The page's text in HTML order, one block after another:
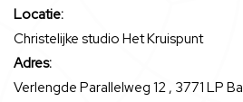
Locatie:
Christelijke studio Het Kruispunt
Adres:
Verlengde Parallelweg 12 , 3771 LP